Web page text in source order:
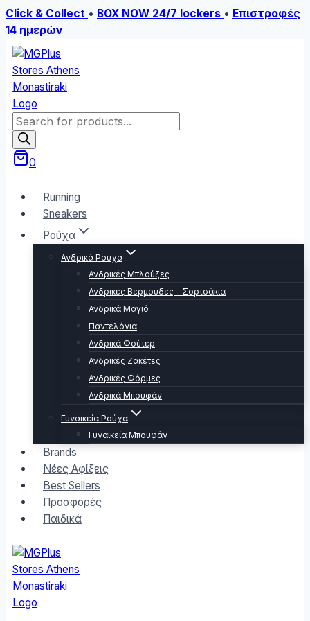
Click & Collect • BOX NOW 24/7 lockers • Επιστροφές
14 ημερών
Skip
to
content
Products
search
0
Running
Sneakers
Ρούχα
Ανδρικά Ρούχα
Ανδρικές Μπλούζες
Ανδρικές Βερμούδες – Σορτσάκια
Ανδρικά Μαγιό
Παντελόνια
Ανδρικά Φούτερ
Ανδρικές Ζακέτες
Ανδρικές Φόρμες
Ανδρικά Μπουφάν
Γυναικεία Ρούχα
Γυναικεία Μπουφάν
Brands
Νέες Αφίξεις
Best Sellers
Προσφορές
Παιδικά